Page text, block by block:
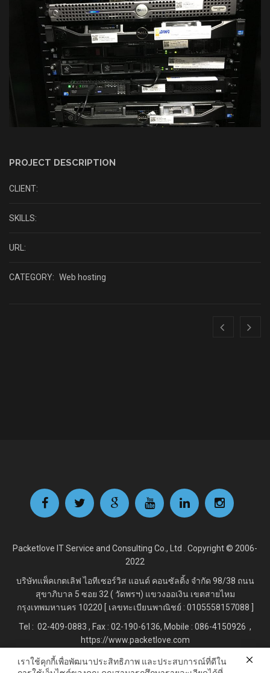
PROJECT DESCRIPTION
CLIENT:
SKILLS:
URL:
CATEGORY: Web hosting
Packetlove IT Service and Consulting Co., Ltd . Copyright © 2006-
2022
บริษัทแพ็คเกตเลิฟ ไอทีเซอร์วิส แอนด์ คอนซัลติ้ง จำกัด 98/38 ถนน
สุขาภิบาล 5 ซอย 32 ( วัดพรฯ) แขวงออเงิน เขตสายไหม
กรุงเทพมหานคร 10220 [ เลขทะเบียนพาณิชย์ : 0105558157088 ]
Tel : 02-409-0883 , Fax : 02-190-6136, Mobile : 086-4150926 ,
https://www.packetlove.com
เราใช้คุกกี้เพื่อพัฒนาประสิทธิภาพ และประสบการณ์ที่ดีใน